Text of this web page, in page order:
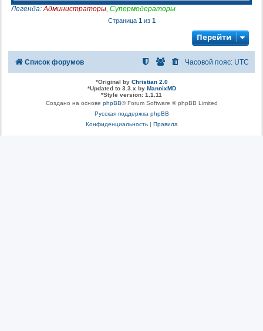
Легенда:Администраторы, Супермодераторы
Страница 1из 1
Перейти
Список форумов Часовой пояс: UTC
*Original by Christian 2.0
*Updated to 3.3.x by MannixMD
*Style version: 1.1.11
Создано на основе phpBB® Forum Software © phpBB Limited
Русская поддержка phpBB
Конфиденциальность| Правила